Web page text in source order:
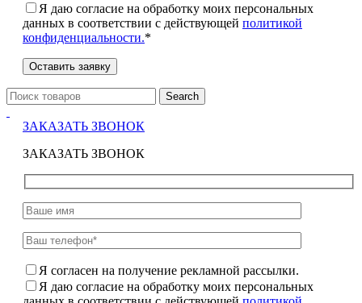
Я даю согласие на обработку моих персональных
данных в соответствии с действующей политикой
конфиденциальности.*
Search
ЗАКАЗАТЬ ЗВОНОК
ЗАКАЗАТЬ ЗВОНОК
Я согласен на получение рекламной рассылки.
Я даю согласие на обработку моих персональных